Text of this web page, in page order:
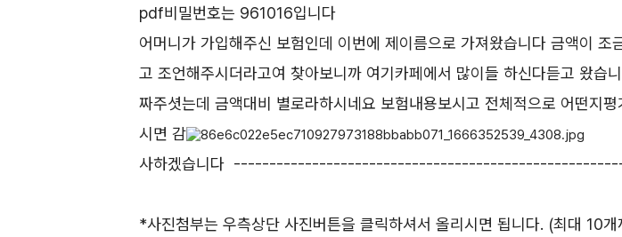
pdf비밀번호는 961016입니다
어머니가 가입해주신 보험인데 이번에 제이름으로 가져왔습니다 금액이
고 조언해주시더라고여 찾아보니까 여기카페에서 많이들 하신다듣고 왔
짜주셧는데 금액대비 별로라하시네요 보험내용보시고 전체적으로 어떤지
시면 감
사하겠습니다
*사진첨부는 우측상단 사진버튼을 클릭하셔서 올리시면 됩니다. (최대 10